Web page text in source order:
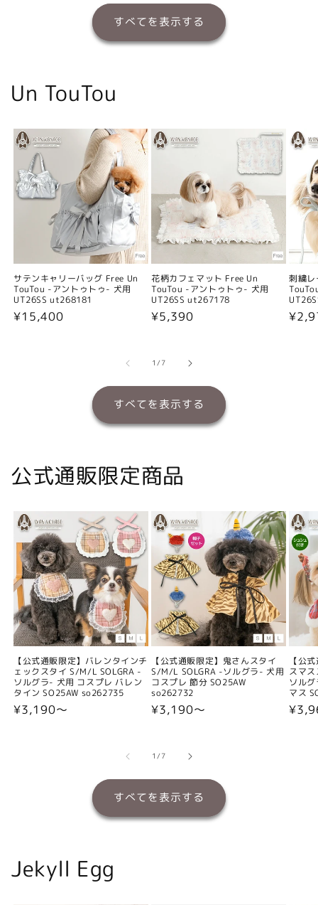
すべてを表示する
Un TouTou
サテンキャリーバッグ Free Un
TouTou -アントゥトゥ- 犬用
UT26SS ut268181
通
¥15,400
花柄カフェマット Free Un
TouTou -アントゥトゥ- 犬用
UT26SS ut267178
通
格
¥5,390
刺繍
通
1/の
7
すべてを表示する
公式通販限定商品
【公式通販限定】バレンタインチ
ェックスタイ S/M/L SOLGRA -
ソルグラ- 犬用 コスプレ バレン
タイン SO25AW so262735
通
¥3,190〜
【公式通販限定】鬼さんスタイ
S/M/L SOLGRA -ソルグラ- 犬用
コスプレ 節分 SO25AW
so262732
通
格
¥3,190〜
【公
スマ
ソル
マス
通
1/の
7
すべてを表示する
Jekyll Egg